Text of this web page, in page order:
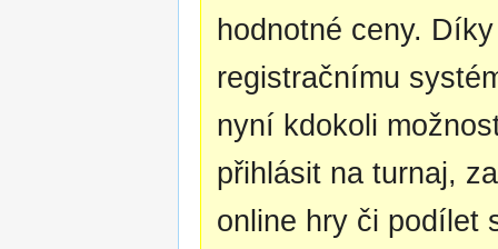
hodnotné ceny.
registračnímu
nyní kdokoli
přihlásit na turnaj,
online hry či podílet